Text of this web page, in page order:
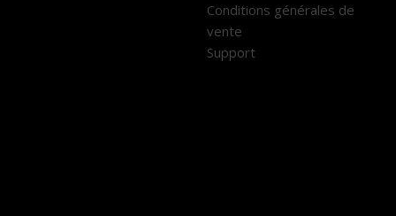
Conditions générales de
vente
Support